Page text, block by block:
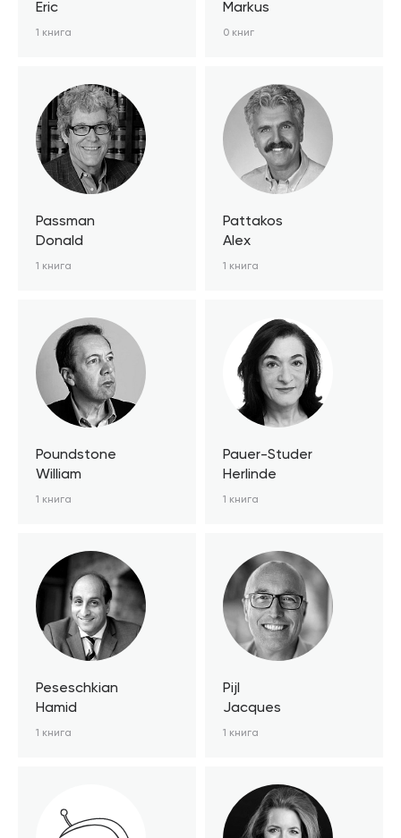
Eric
1 книга
Markus
0 книг
Passman
Donald
1 книга
Pattakos
Alex
1 книга
Poundstone
William
1 книга
Pauer-Studer
Herlinde
1 книга
Peseschkian
Hamid
1 книга
Pijl
Jacques
1 книга